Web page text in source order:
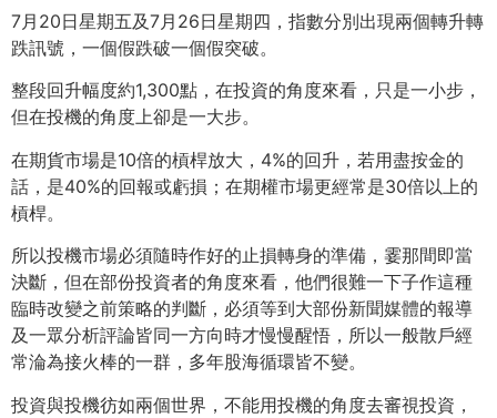
7月20日星期五及7月26日星期四，指數分別出現兩個轉升轉
跌訊號，一個假跌破一個假突破。
整段回升幅度約1,300點，在投資的角度來看，只是一小步，
但在投機的角度上卻是一大步。
在期貨市場是10倍的槓桿放大，4%的回升，若用盡按金的
話，是40%的回報或虧損；在期權市場更經常是30倍以上的
槓桿。
所以投機市場必須隨時作好的止損轉身的準備，霎那間即當
決斷，但在部份投資者的角度來看，他們很難一下子作這種
臨時改變之前策略的判斷，必須等到大部份新聞媒體的報導
及一眾分析評論皆同一方向時才慢慢醒悟，所以一般散戶經
常淪為接火棒的一群，多年股海循環皆不變。
投資與投機彷如兩個世界，不能用投機的角度去審視投資，